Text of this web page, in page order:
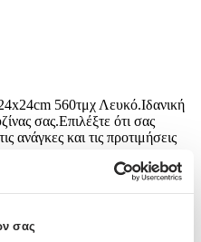
σας
560τμχ Λευκό.Ιδανική
σας.Επιλέξτε ότι σας
ανάγκες και τις προτιμήσεις